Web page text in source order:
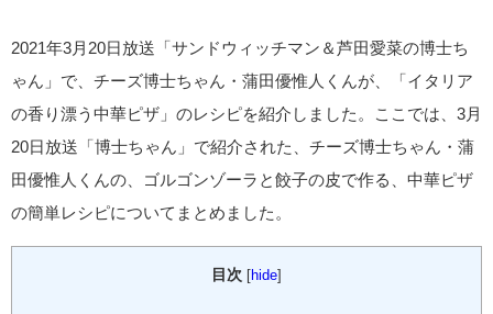
2021年3月20日放送「サンドウィッチマン＆芦田愛菜の博士ち
ゃん」で、チーズ博士ちゃん・蒲田優惟人くんが、「イタリア
の香り漂う中華ピザ」のレシピを紹介しました。ここでは、3月
20日放送「博士ちゃん」で紹介された、チーズ博士ちゃん・蒲
田優惟人くんの、ゴルゴンゾーラと餃子の皮で作る、中華ピザ
の簡単レシピについてまとめました。
目次 [hide]